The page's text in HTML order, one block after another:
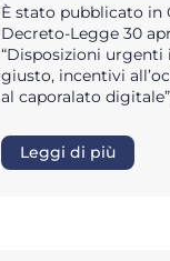
È stato pubblicato in
Decreto-Legge 30
“Disposizioni
giusto, incentivi
al caporalato
Leggi di più